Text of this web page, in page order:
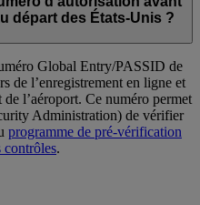
départ des États-Unis ?
Global Entry/PASSID de
de l’enregistrement en ligne et
l’aéroport. Ce numéro permet
Administration) de vérifier
programme de pré-vérification
.